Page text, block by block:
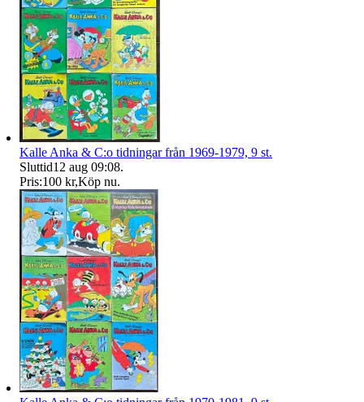
Kalle Anka & C:o tidningar från 1969-1979, 9 st.
Sluttid12 aug 09:08.
Pris:100 kr,Köp nu.